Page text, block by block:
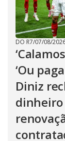
DO R7/07/08/
‘Ou
Diniz